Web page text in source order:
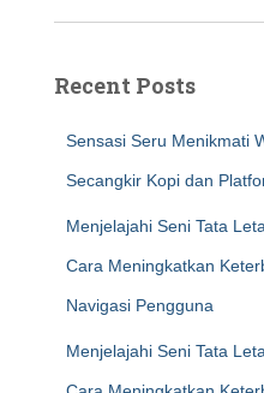
Recent Posts
Sensasi Seru Menikmati
Secangkir Kopi dan
Menjelajahi Seni Tata
Cara Meningkatkan
Navigasi Pengguna
Menjelajahi Seni Tata